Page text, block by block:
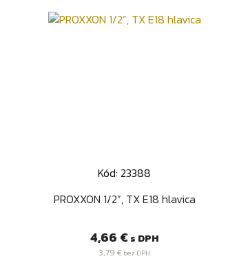
Kód: 23388
PROXXON 1/2”, TX E18 hlavica
Cena
4,66 € s DPH
3,79 € bez DPH
 Rýchly náhľad